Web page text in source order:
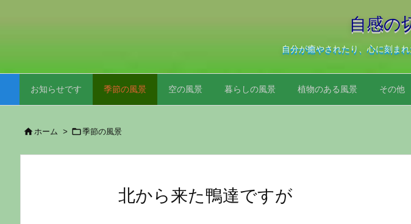
自感の
自分が癒やされたり、心に刻ま
お知らせです 季節の風景 空の風景 暮らしの風景 植物のある風景 その他
ホーム > 季節の風景
北から来た鴨達ですが